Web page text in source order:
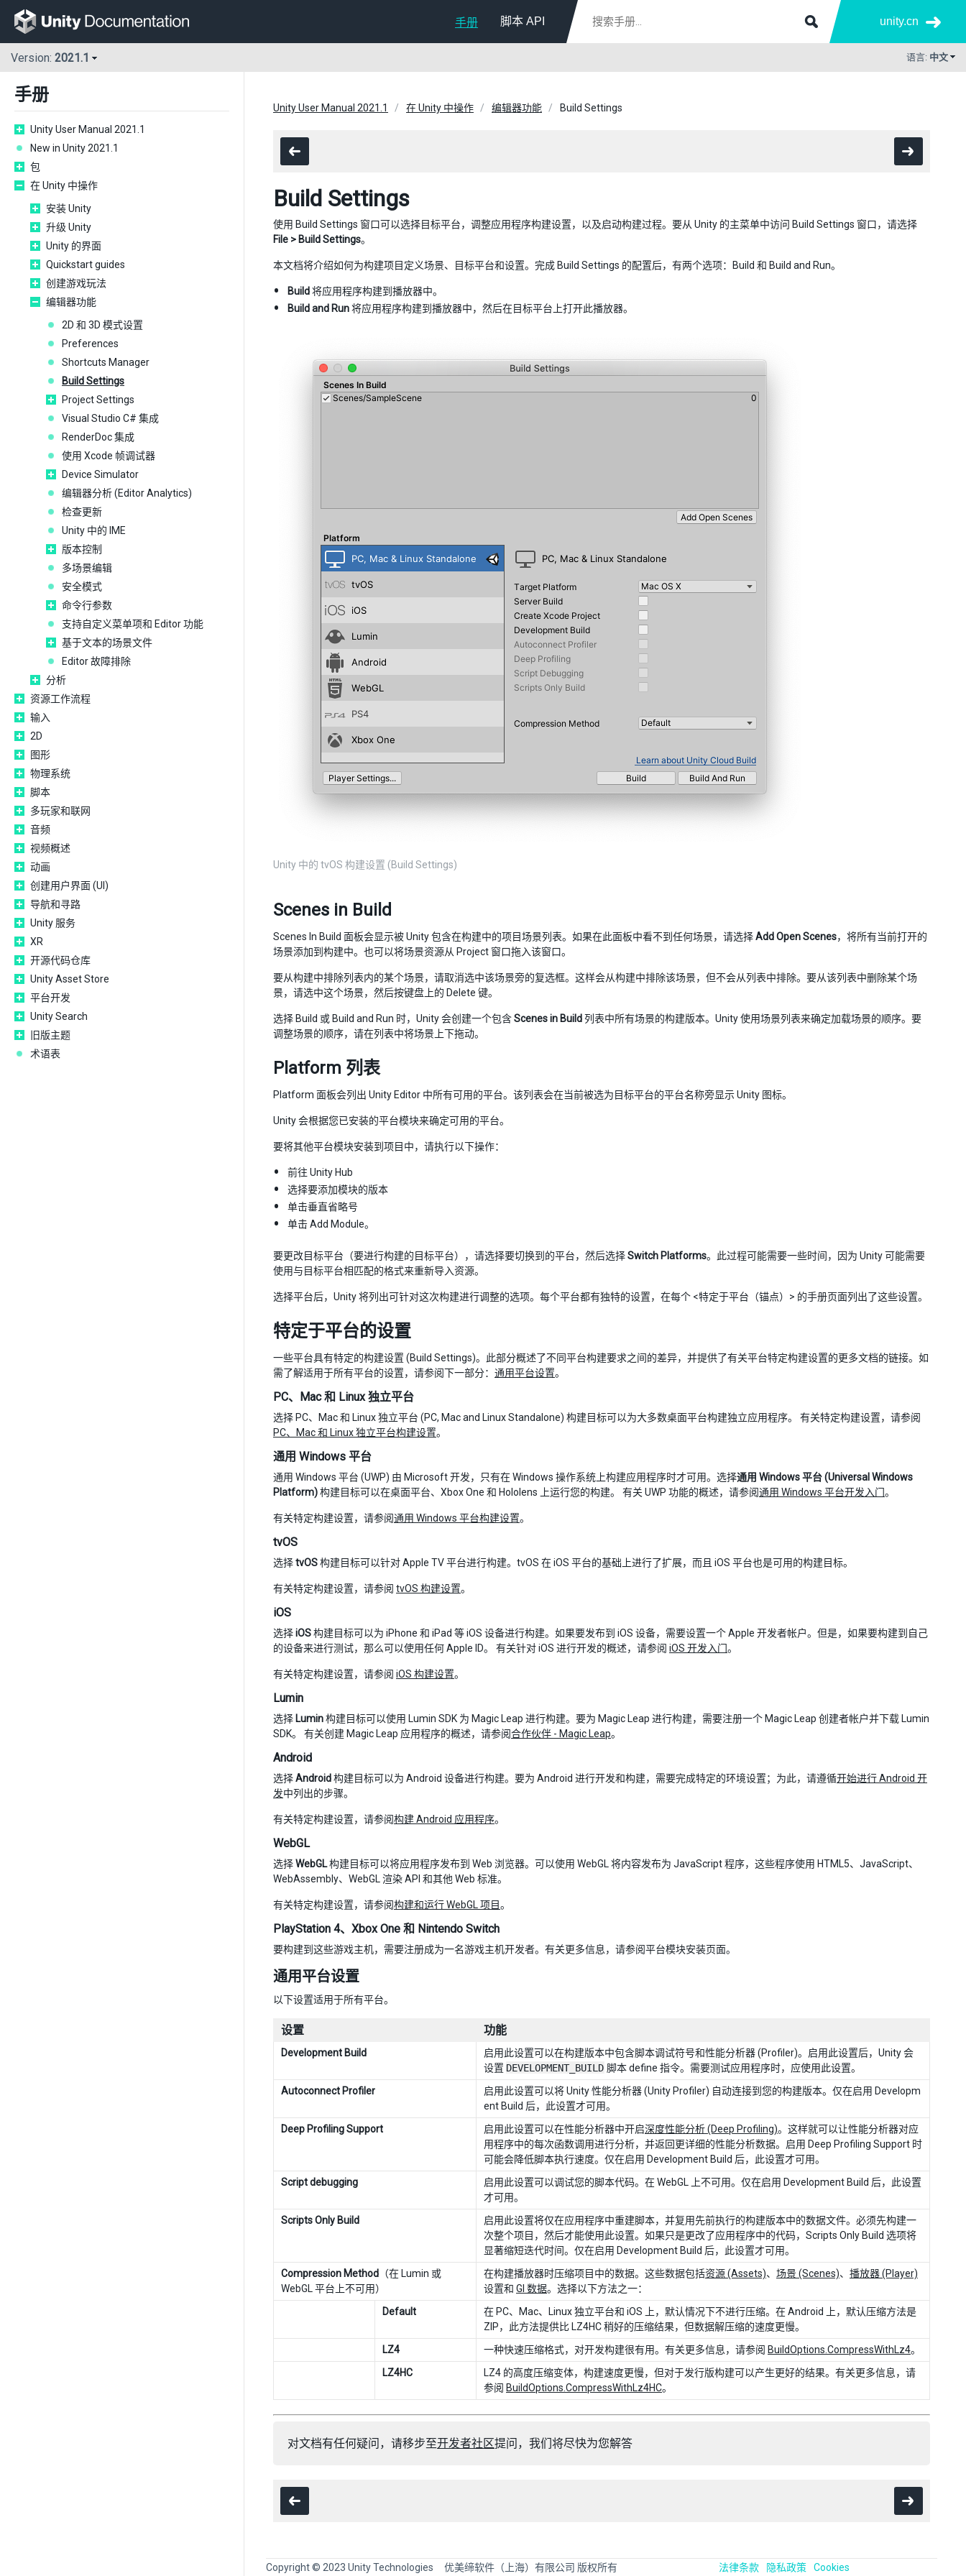
手册 脚本 API unity.cn
Version: 2021.1 语言: 中文
手册
Unity User Manual 2021.1
New in Unity 2021.1
包
在 Unity 中操作
安装 Unity
升级 Unity
Unity 的界面
Quickstart guides
创建游戏玩法
编辑器功能
2D 和 3D 模式设置
Preferences
Shortcuts Manager
Build Settings
Project Settings
Visual Studio C# 集成
RenderDoc 集成
使用 Xcode 帧调试器
Device Simulator
编辑器分析 (Editor Analytics)
检查更新
Unity 中的 IME
版本控制
多场景编辑
安全模式
命令行参数
支持自定义菜单项和 Editor 功能
基于文本的场景文件
Editor 故障排除
分析
资源工作流程
输入
2D
图形
物理系统
脚本
多玩家和联网
音频
视频概述
动画
创建用户界面 (UI)
导航和寻路
Unity 服务
XR
开源代码仓库
Unity Asset Store
平台开发
Unity Search
旧版主题
术语表
Unity User Manual 2021.1 在 Unity 中操作 编辑器功能 Build Settings
Build Settings
使用 Build Settings 窗口可以选择目标平台，调整应用程序构建设置，以及启动构建过程。要从 Unity 的主菜单中访问 Build Settings 窗口，请选择
File > Build Settings。
本文档将介绍如何为构建项目定义场景、目标平台和设置。完成 Build Settings 的配置后，有两个选项：Build 和 Build and Run。
Build将应用程序构建到播放器中。
Build and Run将应用程序构建到播放器中，然后在目标平台上打开此播放器。
Unity 中的 tvOS 构建设置 (Build Settings)
Scenes in Build
Scenes In Build 面板会显示被 Unity 包含在构建中的项目场景列表。如果在此面板中看不到任何场景，请选择Add Open Scenes，将所有当前打开的
场景添加到构建中。也可以将场景资源从 Project 窗口拖入该窗口。
要从构建中排除列表内的某个场景，请取消选中该场景旁的复选框。这样会从构建中排除该场景，但不会从列表中排除。要从该列表中删除某个场
景，请选中这个场景，然后按键盘上的 Delete 键。
选择 Build 或 Build and Run 时，Unity 会创建一个包含Scenes in Build列表中所有场景的构建版本。Unity 使用场景列表来确定加载场景的顺序。要
调整场景的顺序，请在列表中将场景上下拖动。
Platform 列表
Platform 面板会列出 Unity Editor 中所有可用的平台。该列表会在当前被选为目标平台的平台名称旁显示 Unity 图标。
Unity 会根据您已安装的平台模块来确定可用的平台。
要将其他平台模块安装到项目中，请执行以下操作：
前往 Unity Hub
选择要添加模块的版本
单击垂直省略号
单击 Add Module。
要更改目标平台（要进行构建的目标平台），请选择要切换到的平台，然后选择Switch Platforms。此过程可能需要一些时间，因为 Unity 可能需要
使用与目标平台相匹配的格式来重新导入资源。
选择平台后，Unity 将列出可针对这次构建进行调整的选项。每个平台都有独特的设置，在每个 <特定于平台（锚点）> 的手册页面列出了这些设置。
特定于平台的设置
一些平台具有特定的构建设置 (Build Settings)。此部分概述了不同平台构建要求之间的差异，并提供了有关平台特定构建设置的更多文档的链接。如
需了解适用于所有平台的设置，请参阅下一部分： 通用平台设置。
PC、Mac 和 Linux 独立平台
选择 PC、Mac 和 Linux 独立平台 (PC, Mac and Linux Standalone) 构建目标可以为大多数桌面平台构建独立应用程序。 有关特定构建设置，请参阅
PC、Mac 和 Linux 独立平台构建设置。
通用 Windows 平台
通用 Windows 平台 (UWP) 由 Microsoft 开发，只有在 Windows 操作系统上构建应用程序时才可用。选择通用 Windows 平台 (Universal Windows
Platform)构建目标可以在桌面平台、Xbox One 和 Hololens 上运行您的构建。 有关 UWP 功能的概述，请参阅通用 Windows 平台开发入门。
有关特定构建设置，请参阅通用 Windows 平台构建设置。
tvOS
选择tvOS构建目标可以针对 Apple TV 平台进行构建。tvOS 在 iOS 平台的基础上进行了扩展，而且 iOS 平台也是可用的构建目标。
有关特定构建设置，请参阅 tvOS 构建设置。
iOS
选择iOS构建目标可以为 iPhone 和 iPad 等 iOS 设备进行构建。如果要发布到 iOS 设备，需要设置一个 Apple 开发者帐户。但是，如果要构建到自己
的设备来进行测试，那么可以使用任何 Apple ID。 有关针对 iOS 进行开发的概述，请参阅 iOS 开发入门。
有关特定构建设置，请参阅 iOS 构建设置。
Lumin
选择 Lumin构建目标可以使用 Lumin SDK 为 Magic Leap 进行构建。要为 Magic Leap 进行构建，需要注册一个 Magic Leap 创建者帐户并下载 Lumin
SDK。 有关创建 Magic Leap 应用程序的概述，请参阅合作伙伴 - Magic Leap。
Android
选择Android构建目标可以为 Android 设备进行构建。要为 Android 进行开发和构建，需要完成特定的环境设置；为此，请遵循开始进行 Android 开
发中列出的步骤。
有关特定构建设置，请参阅构建 Android 应用程序。
WebGL
选择WebGL构建目标可以将应用程序发布到 Web 浏览器。可以使用 WebGL 将内容发布为 JavaScript 程序，这些程序使用 HTML5、JavaScript、
WebAssembly、WebGL 渲染 API 和其他 Web 标准。
有关特定构建设置，请参阅构建和运行 WebGL 项目。
PlayStation 4、Xbox One 和 Nintendo Switch
要构建到这些游戏主机，需要注册成为一名游戏主机开发者。有关更多信息，请参阅平台模块安装页面。
通用平台设置
以下设置适用于所有平台。
设置 功能
Development Build
启用此设置可以在构建版本中包含脚本调试符号和性能分析器 (Profiler)。启用此设置后，Unity 会
设置 DEVELOPMENT_BUILD 脚本 define 指令。需要测试应用程序时，应使用此设置。
Autoconnect Profiler
启用此设置可以将 Unity 性能分析器 (Unity Profiler) 自动连接到您的构建版本。仅在启用 Developm
ent Build 后，此设置才可用。
Deep Profiling Support
启用此设置可以在性能分析器中开启深度性能分析 (Deep Profiling)。这样就可以让性能分析器对应
用程序中的每次函数调用进行分析，并返回更详细的性能分析数据。启用 Deep Profiling Support 时
可能会降低脚本执行速度。仅在启用 Development Build 后，此设置才可用。
Script debugging
启用此设置可以调试您的脚本代码。在 WebGL 上不可用。仅在启用 Development Build 后，此设置
才可用。
Scripts Only Build
启用此设置将仅在应用程序中重建脚本，并复用先前执行的构建版本中的数据文件。必须先构建一
次整个项目，然后才能使用此设置。如果只是更改了应用程序中的代码，Scripts Only Build 选项将
显著缩短迭代时间。仅在启用 Development Build 后，此设置才可用。
Compression Method （在 Lumin 或
WebGL 平台上不可用）
在构建播放器时压缩项目中的数据。这些数据包括资源 (Assets)、 场景 (Scenes)、 播放器 (Player)
设置和 GI 数据。选择以下方法之一：
Default
在 PC、Mac、Linux 独立平台和 iOS 上，默认情况下不进行压缩。在 Android 上，默认压缩方法是
ZIP，此方法提供比 LZ4HC 稍好的压缩结果，但数据解压缩的速度更慢。
LZ4
一种快速压缩格式，对开发构建很有用。有关更多信息，请参阅 BuildOptions.CompressWithLz4。
LZ4HC
LZ4 的高度压缩变体，构建速度更慢，但对于发行版构建可以产生更好的结果。有关更多信息，请
参阅 BuildOptions.CompressWithLz4HC。
对文档有任何疑问，请移步至开发者社区提问，我们将尽快为您解答
Copyright © 2023 Unity Technologies 优美缔软件（上海）有限公司 版权所有 法律条款 隐私政策 Cookies